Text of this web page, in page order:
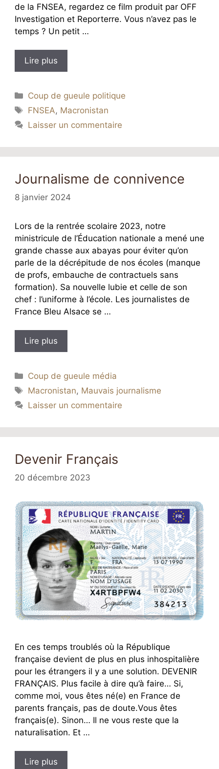
de la FNSEA, regardez ce film produit par OFF
Investigation et Reporterre. Vous n’avez pas le
temps ? Un petit …
Lire plus
Catégories
Coup de gueule politique
Étiquettes
FNSEA, Macronistan
Laisser un commentaire
Journalisme de connivence
8 janvier 2024
Lors de la rentrée scolaire 2023, notre
ministricule de l’Éducation nationale a mené une
grande chasse aux abayas pour éviter qu’on
parle de la décrépitude de nos écoles (manque
de profs, embauche de contractuels sans
formation). Sa nouvelle lubie et celle de son
chef : l’uniforme à l’école. Les journalistes de
France Bleu Alsace se …
Lire plus
Catégories
Coup de gueule média
Étiquettes
Macronistan, Mauvais journalisme
Laisser un commentaire
Devenir Français
20 décembre 2023
En ces temps troublés où la République
française devient de plus en plus inhospitalière
pour les étrangers il y a une solution. DEVENIR
FRANÇAIS. Plus facile à dire qu’à faire… Si,
comme moi, vous êtes né(e) en France de
parents français, pas de doute.Vous êtes
français(e). Sinon… Il ne vous reste que la
naturalisation. Et …
Lire plus